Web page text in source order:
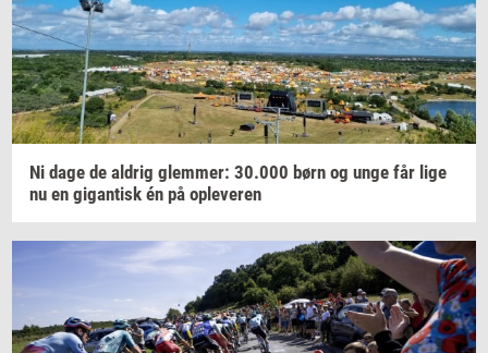
Ni dage de al­drig glem­mer: 30.000 børn og unge får lige
nu en gi­gan­tisk én på op­le­ve­ren